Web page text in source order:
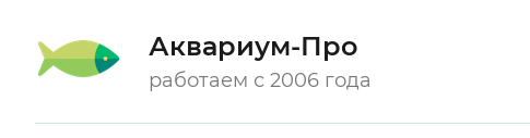
Аквариум-Про
работаем с 2006 года